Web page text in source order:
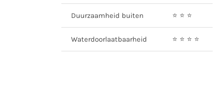
Duurzaamheid buiten ⭐️ ⭐️ ⭐️
Waterdoorlaatbaarheid ⭐️ ⭐️ ⭐️ ⭐️